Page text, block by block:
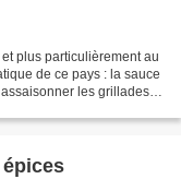
plus particulièrement au
de ce pays : la sauce
les grillades
épices